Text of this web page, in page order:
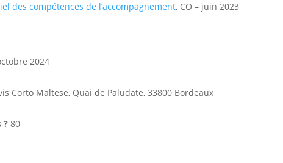
des compétences de l’accompagnement, CO – juin 2023
2024
Corto Maltese, Quai de Paludate, 33800 Bordeaux
? 80